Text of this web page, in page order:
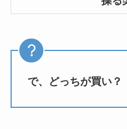
で、どっちが買い？